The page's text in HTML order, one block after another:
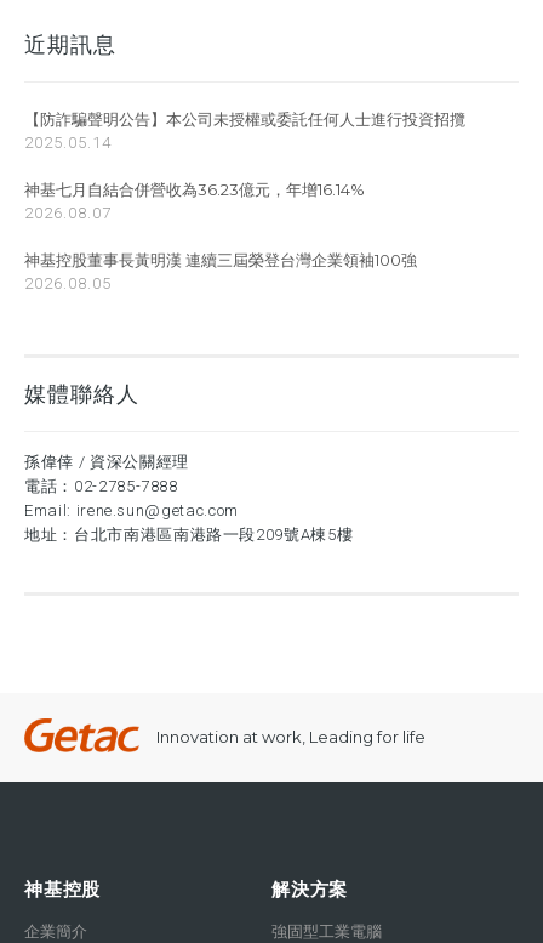
近期訊息
【防詐騙聲明公告】本公司未授權或委託任何人士進行投資招攬
2025.05.14
神基七月自結合併營收為36.23億元，年增16.14%
2026.08.07
神基控股董事長黃明漢 連續三屆榮登台灣企業領袖100強
2026.08.05
媒體聯絡人
孫偉倖 / 資深公關經理
電話： 02-2785-7888
Email: irene.sun@getac.com
地址：台北市南港區南港路一段209號A棟5樓
Innovation at work, Leading for life
神基控股
企業簡介
解決方案
強固型工業電腦